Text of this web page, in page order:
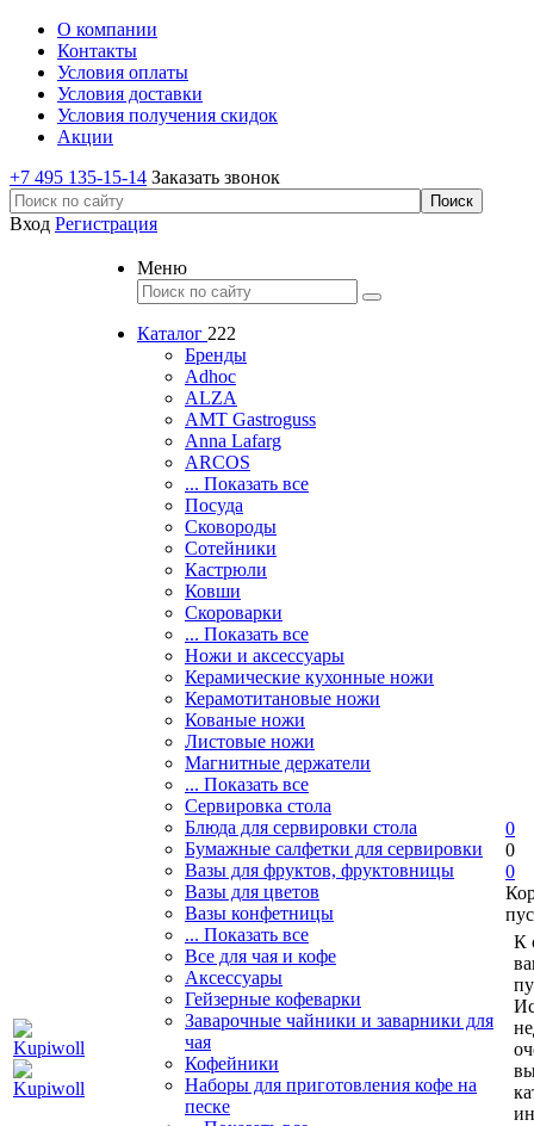
О компании
Контакты
Условия оплаты
Условия доставки
Условия получения скидок
Акции
+7 495 135-15-14 Заказать звонок
Вход Регистрация
Меню
Каталог 222
Бренды
Adhoc
ALZA
AMT Gastroguss
Anna Lafarg
ARCOS
... Показать все
Посуда
Сковороды
Сотейники
Кастрюли
Ковши
Скороварки
... Показать все
Ножи и аксессуары
Керамические кухонные ножи
Керамотитановые ножи
Кованые ножи
Листовые ножи
Магнитные держатели
... Показать все
Сервировка стола
Блюда для сервировки стола
Бумажные салфетки для сервировки
Вазы для фруктов, фруктовницы
Вазы для цветов
Вазы конфетницы
... Показать все
Все для чая и кофе
Аксессуары
Гейзерные кофеварки
Заварочные чайники и заварники для
чая
Кофейники
Наборы для приготовления кофе на
песке
0
0
0
К